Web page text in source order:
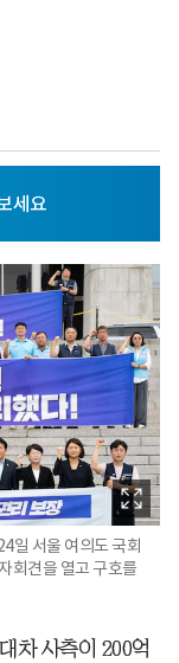
일 서울 여의도 국회
회견을 열고 구호를
차 사측이 200억